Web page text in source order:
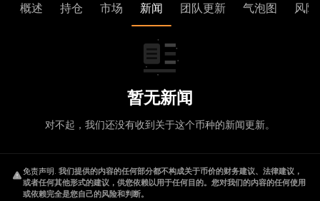
概述 持仓 市场 新闻 团队更新 气泡图 风险
暂无新闻
对不起，我们还没有收到关于这个币种的新闻更新。
免责声明. 我们提供的内容的任何部分都不构成关于币价的财务建议、法律建议，
或者任何其他形式的建议，供您依赖以用于任何目的。您对我们的内容的任何使用
或依赖完全是您自己的风险和判断。